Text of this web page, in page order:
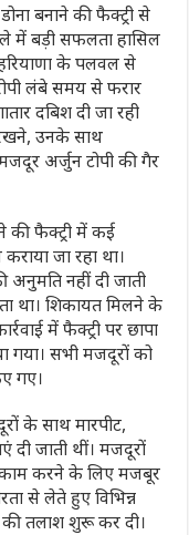
बनाने की फैक्ट्री से
में बड़ी सफलता हासिल
के पलवल से
लंबे समय से फरार
दबिश दी जा रही
उनके साथ
अर्जुन टोपी की गैर
की फैक्ट्री में कई
जा रहा था।
अनुमति नहीं दी जाती
था। शिकायत मिलने के
में फैक्ट्री पर छापा
गया। सभी मजदूरों को
गए।
के साथ मारपीट,
दी जाती थीं। मजदूरों
करने के लिए मजबूर
से लेते हुए विभिन्न
तलाश शुरू कर दी।